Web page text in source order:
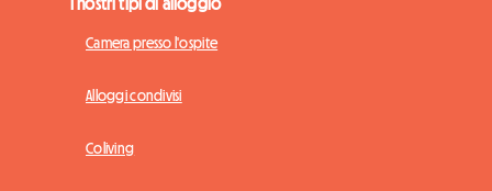
Camera presso l'ospite
Alloggi condivisi
Coliving